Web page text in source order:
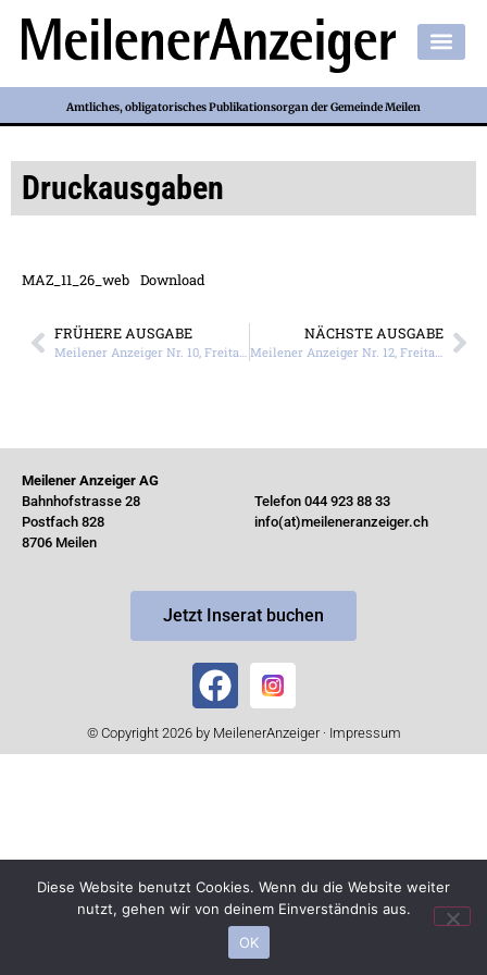
Amtliches, obligatorisches Publikationsorgan der Gemeinde Meilen
Druckausgaben
MAZ_11_26_web Download
FRÜHERE AUSGABE
Meilener Anzeiger Nr. 10, Freitag, 6. März 2026
NÄCHSTE AUSGABE
Meilener Anzeiger Nr. 12, Freitag, 20 März 2026
Meilener Anzeiger AG
Bahnhofstrasse 28
Postfach 828
8706 Meilen
Telefon 044 923 88 33
info(at)meileneranzeiger.ch
Jetzt Inserat buchen
© Copyright 2026 by MeilenerAnzeiger · Impressum
Diese Website benutzt Cookies. Wenn du die Website weiter
nutzt, gehen wir von deinem Einverständnis aus.
OK